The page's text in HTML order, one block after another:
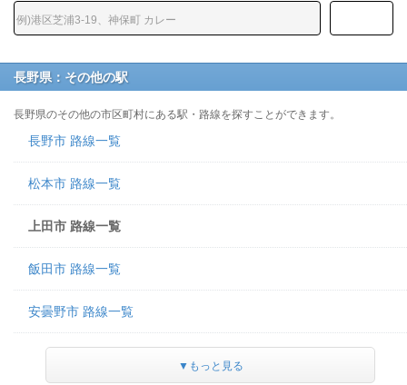
長野県：その他の駅
長野県のその他の市区町村にある駅・路線を探すことができます。
長野市 路線一覧
松本市 路線一覧
上田市 路線一覧
飯田市 路線一覧
安曇野市 路線一覧
▼もっと見る